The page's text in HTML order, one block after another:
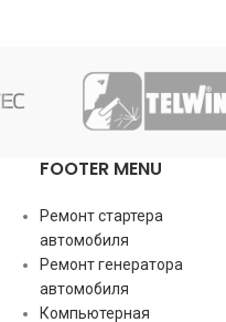
FOOTER MENU
Ремонт стартера
автомобиля
Ремонт генератора
автомобиля
Компьютерная